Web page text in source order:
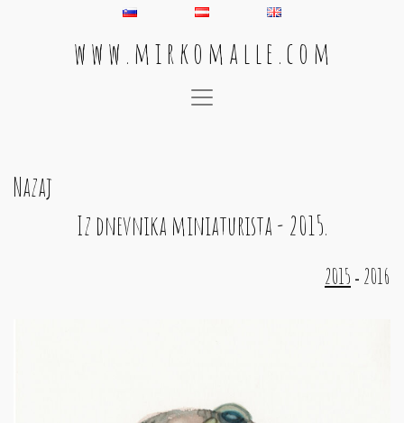
w w w . m i r k o m a l l e . c o m
Main Navigation
Nazaj
Iz dnevnika miniaturista - 2015.
2015 - 2016